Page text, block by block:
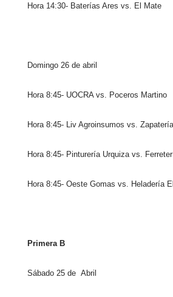
Hora 14:30- Baterías Ares vs. El Mate
Domingo 26 de abril
Hora 8:45- UOCRA vs. Poceros Martino
Hora 8:45- Liv Agroinsumos vs.
Hora 8:45- Pinturería Urquiza vs.
Hora 8:45- Oeste Gomas vs. Heladería
Primera B
Sábado 25 de Abril